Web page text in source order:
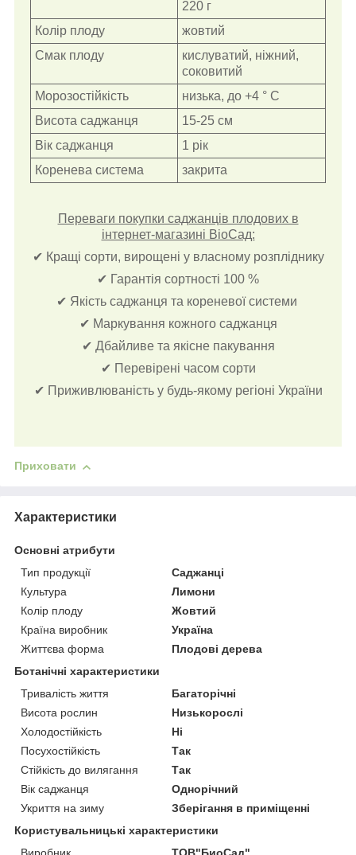
220 г
Колір плоду
жовтий
Смак плоду
кислуватий, ніжний,
соковитий
Морозостійкість
низька, до +4 ° С
Висота саджанця
15-25 см
Вік саджанця
1 рік
Коренева система
закрита
Переваги покупки саджанців плодових в
інтернет-магазині ВіоСад:
✔ Кращі сорти, вирощені у власному розпліднику
✔ Гарантія сортності 100 %
✔ Якість саджанця та кореневої системи
✔ Маркування кожного саджанця
✔ Дбайливе та якісне пакування
✔ Перевірені часом сорти
✔ Приживлюваність у будь-якому регіоні України
Приховати
Характеристики
Основні атрибути
Тип продукції
Саджанці
Культура
Лимони
Колір плоду
Жовтий
Країна виробник
Україна
Життєва форма
Плодові дерева
Ботанічні характеристики
Тривалість життя
Багаторічні
Висота рослин
Низькорослі
Холодостійкість
Ні
Посухостійкість
Так
Стійкість до вилягання
Так
Вік саджанця
Однорічний
Укриття на зиму
Зберігання в приміщенні
Користувальницькі характеристики